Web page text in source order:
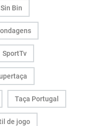
Sin Bin
SportTv
Taça Portugal
de jogo